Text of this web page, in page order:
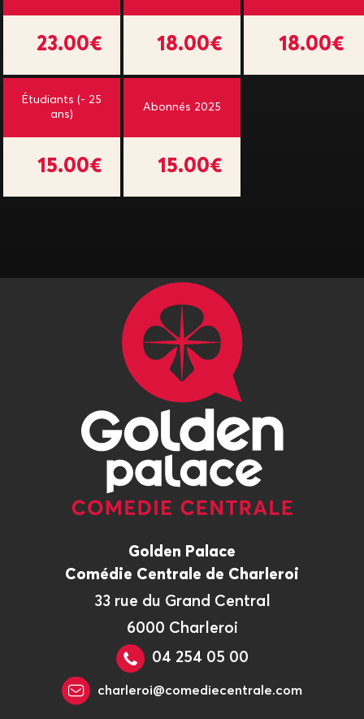
23.00€ 18.00€ 18.00€
Étudiants (- 25
ans)
15.00€
Abonnés 2025
15.00€
Golden Palace
Comédie Centrale de Charleroi
33 rue du Grand Central
6000 Charleroi
04 254 05 00
charleroi@comediecentrale.com